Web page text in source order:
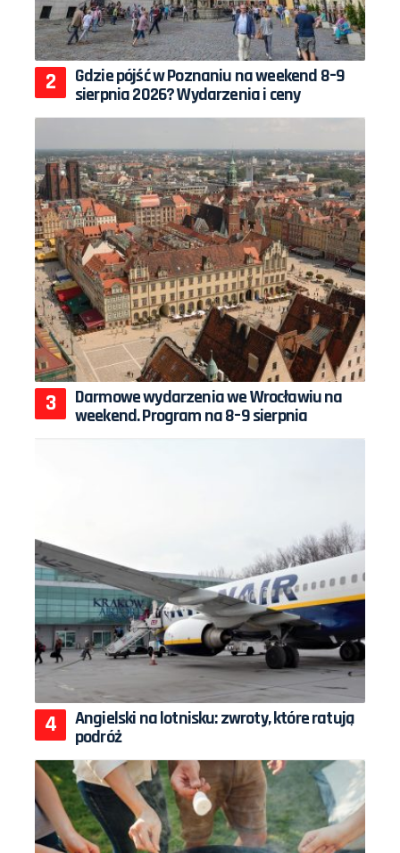
Gdzie pójść w Poznaniu na weekend 8–9
sierpnia 2026? Wydarzenia i ceny
Darmowe wydarzenia we Wrocławiu na
weekend. Program na 8–9 sierpnia
Angielski na lotnisku: zwroty, które ratują
podróż